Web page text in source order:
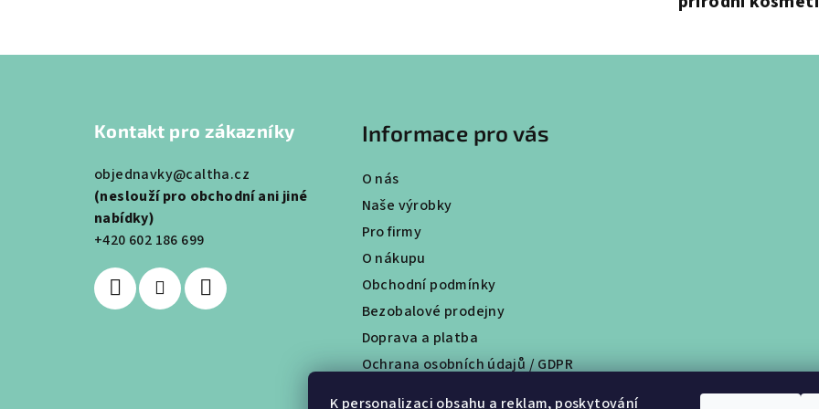
K personalizaci obsahu a reklam, poskytování
Kontakt pro zákazníky
objednavky@caltha.cz
(neslouží pro obchodní ani jiné
nabídky)
+420 602 186 699
Informace pro vás
O nás
Naše výrobky
Pro firmy
O nákupu
Obchodní podmínky
Bezobalové prodejny
Doprava a platba
Ochrana osobních údajů / GDPR